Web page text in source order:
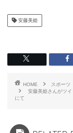
安藤美姫
HOME
スポーツ
安藤美姫さんがツ
にて